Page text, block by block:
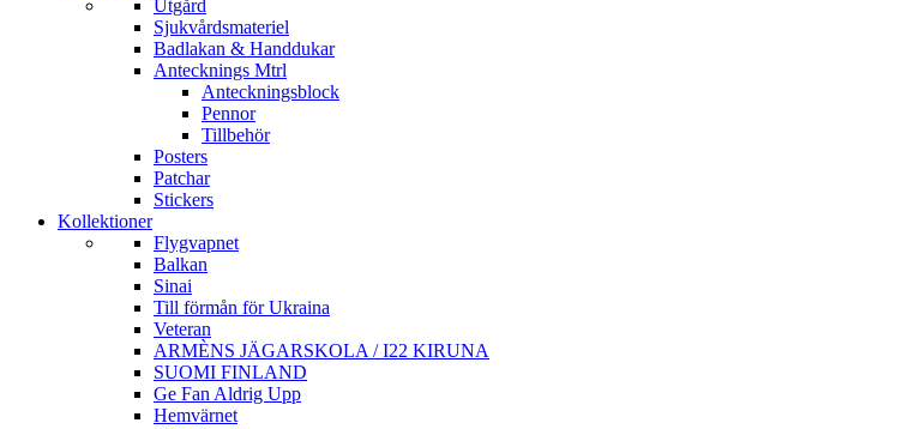
Utgård
Sjukvårdsmateriel
Badlakan & Handdukar
Antecknings Mtrl
Anteckningsblock
Pennor
Tillbehör
Posters
Patchar
Stickers
Kollektioner
Flygvapnet
Balkan
Sinai
Till förmån för Ukraina
Veteran
ARMÈNS JÄGARSKOLA / I22 KIRUNA
SUOMI FINLAND
Ge Fan Aldrig Upp
Hemvärnet